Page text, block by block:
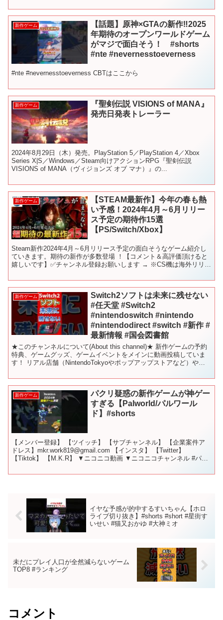
新作ゲーム
【話題】原神×GTAの新作‼2025
年期待のオープンワールドゲーム
がマジで面白そう！ #shorts
#nte #nevernesstoeverness
#nte #nevernesstoeverness CBTはここから
新作ゲーム
『聖剣伝説 VISIONS of MANA』
発売日発表トレーラー
2024年8月29日（木）発売。PlayStation 5／PlayStation 4／Xbox
Series X|S／Windows／Steam向けアクションRPG『聖剣伝説
VISIONS of MANA（ヴィジョンズ オブ マナ）』の...
新作ゲーム
【STEAM最新作】今年の春も熱
い予感！2024年4月～6月リリー
ス予定の期待作15選
【PS/Switch/Xbox】
Steam新作2024年4月～6月リリース予定の面白そうなゲーム紹介し
ていきます。期待の新作が多数登場 ！【コメント＆高評価頂けると
嬉しいです】✅チャンネル登録お願いします → ※CS機は海外リリー
新作ゲーム
Switch2ソフトは未来に残せない
#任天堂 #Switch2
#nintendoswitch #nintendo
#nintendodirect #switch #新作 #
最新情報 #国会図書館
★このチャンネルについて(About this channel)★ 新作ゲームの予約
特典、ゲームグッズ、ゲームイベントをメインに動画投稿していま
す！ リアル店舗（NintendoTokyoやポップアップストアなど）やイ
新作ゲーム
パクリ疑惑の新作ゲームが神ゲー
すぎる【Palworld/パルワール
ド】#shorts
【メンバー登録】 【ツイッチ】 【サブチャンネル】 【企業案件ア
ドレス】mkr.work819@gmail.com 【インスタ】 【Twitter】
【Tiktok】 【M.K.R】 ▼ニコニコ動画 ▼ニコニコチャンネル #パル
イヤな予感が的中するすいちゃん【ホロ
ライブ切り抜き】#shorts #short #星街す
いせい #猫又おかゆ #大神ミオ
未だにプレイ人口が全然減らないゲーム
TOP8 #ランキング
コメント